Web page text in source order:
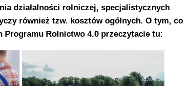
działalności rolniczej, specjalistycznych
również tzw. kosztów ogólnych. O tym, co
Programu Rolnictwo 4.0 przeczytacie tu: